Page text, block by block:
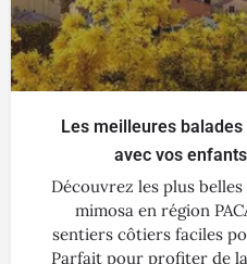
Les meilleures
avec vos
Découvrez les plus
mimosa en région
sentiers côtiers faciles
Parfait pour profiter de